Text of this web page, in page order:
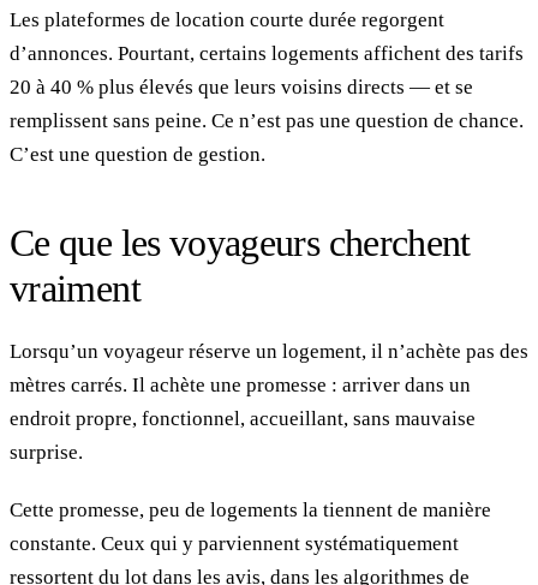
Les plateformes de location courte durée regorgent
d’annonces. Pourtant, certains logements affichent des tarifs
20 à 40 % plus élevés que leurs voisins directs — et se
remplissent sans peine. Ce n’est pas une question de chance.
C’est une question de gestion.
Ce que les voyageurs cherchent
vraiment
Lorsqu’un voyageur réserve un logement, il n’achète pas des
mètres carrés. Il achète une promesse : arriver dans un
endroit propre, fonctionnel, accueillant, sans mauvaise
surprise.
Cette promesse, peu de logements la tiennent de manière
constante. Ceux qui y parviennent systématiquement
ressortent du lot dans les avis, dans les algorithmes de